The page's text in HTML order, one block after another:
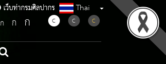
เว็บท่ากรมศิลปากร
เว็บท่ากรมศิลปากร Thai
ก ก ก C C C